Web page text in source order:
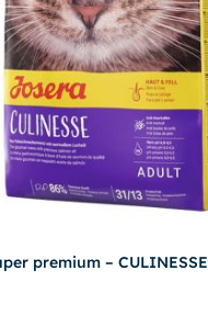
premium – CULINESSE